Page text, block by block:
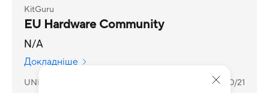
KitGuru
EU Hardware Community
N/A
Докладніше
UNITED KINGDOM 2021/10/21